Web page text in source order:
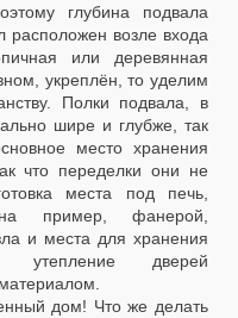
глубина подвала
расположен возле входа
или деревянная
укреплён, то уделим
Полки подвала, в
шире и глубже, так
место хранения
что переделки они не
места под печь,
пример, фанерой,
и места для хранения
утепление дверей
дом! Что же делать